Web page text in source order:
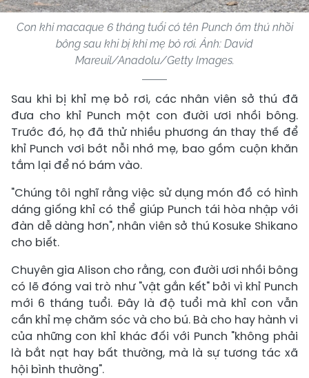
Con khỉ macaque 6 tháng tuổi có tên Punch ôm thú nhồi
bông sau khi bị khỉ mẹ bỏ rơi. Ảnh: David
Mareuil/Anadolu/Getty Images.
Sau khi bị khỉ mẹ bỏ rơi, các nhân viên sở thú đã
đưa cho khỉ Punch một con đười ươi nhồi bông.
Trước đó, họ đã thử nhiều phương án thay thế để
khỉ Punch vơi bớt nỗi nhớ mẹ, bao gồm cuộn khăn
tắm lại để nó bám vào.
"Chúng tôi nghĩ rằng việc sử dụng món đồ có hình
dáng giống khỉ có thể giúp Punch tái hòa nhập với
đàn dễ dàng hơn", nhân viên sở thú Kosuke Shikano
cho biết.
Chuyên gia Alison cho rằng, con đười ươi nhồi bông
có lẽ đóng vai trò như "vật gắn kết" bởi vì khỉ Punch
mới 6 tháng tuổi. Đây là độ tuổi mà khỉ con vẫn
cần khỉ mẹ chăm sóc và cho bú. Bà cho hay hành vi
của những con khỉ khác đối với Punch "không phải
là bắt nạt hay bất thường, mà là sự tương tác xã
hội bình thường".